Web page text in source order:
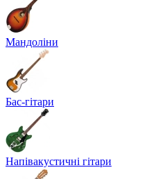
Мандоліни
Бас-гітари
Напівакустичні гітари